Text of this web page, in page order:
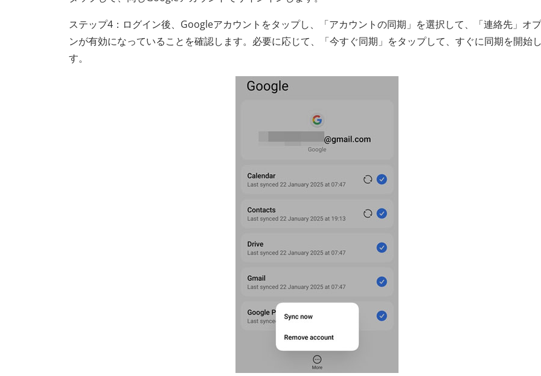
ステップ4：ログイン後、Googleアカウントをタップし、「アカウントの同期」を選択して、「連絡先」オ
ンが有効になっていることを確認します。必要に応じて、「今すぐ同期」をタップして、すぐに同期を開始
す。